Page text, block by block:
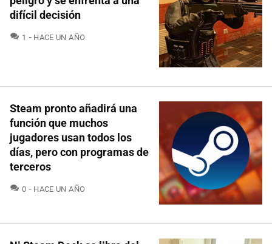
difícil decisión
1 COMENTARIOS
HACE UN AÑO
Steam pronto añadirá una
función que muchos
jugadores usan todos los
días, pero con programas de
terceros
0 COMENTARIOS
HACE UN AÑO